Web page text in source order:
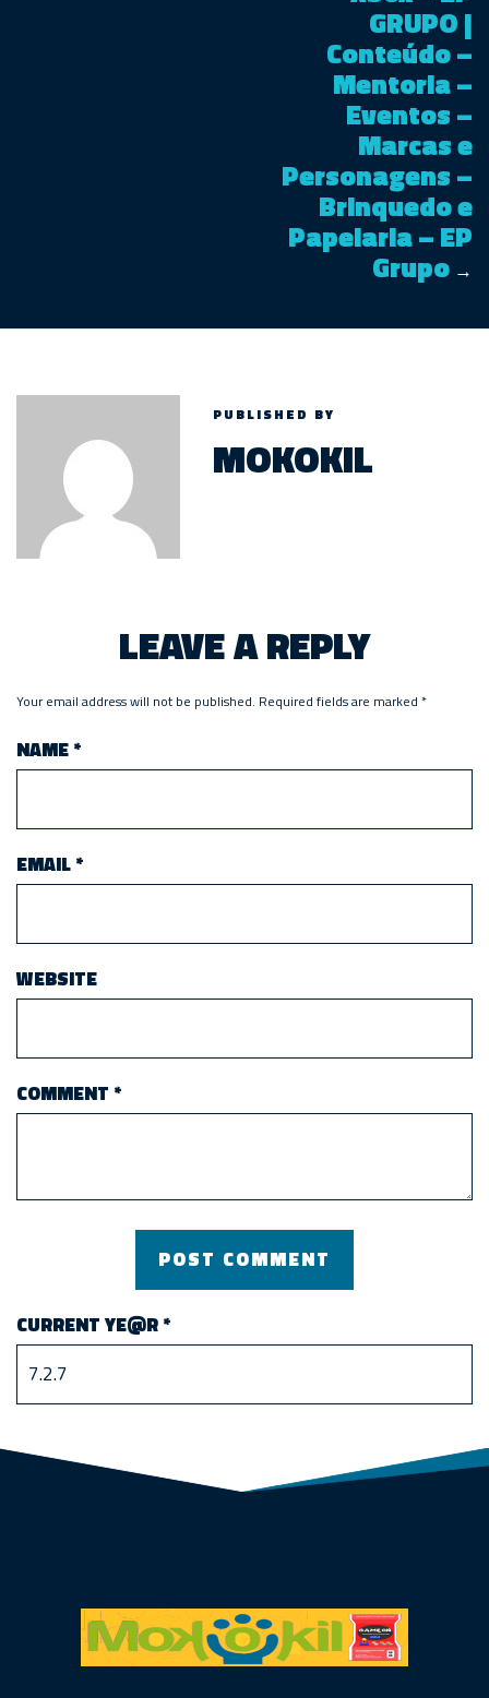
GRUPO |
Conteúdo –
Mentoria –
Eventos –
Marcas e
Personagens –
Brinquedo e
Papelaria – EP
Grupo →
PUBLISHED BY
MOKOKIL
LEAVE A REPLY
Your email address will not be published. Required fields are marked *
NAME*
EMAIL*
WEBSITE
COMMENT *
CURRENT YE@R*